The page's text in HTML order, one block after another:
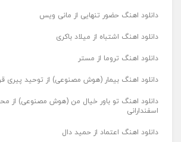
دانلود اهنگ حضور تنهایی از مانی ویس
دانلود اهنگ اشتباه از میلاد باکری
دانلود اهنگ تروما از مستر
دانلود اهنگ بیمار (هوش مصنوعی) از توحید پیری
دانلود اهنگ تو باور خیال من (هوش مصنوعی) از
اسفندارانی
دانلود اهنگ اعتماد از حمید دال